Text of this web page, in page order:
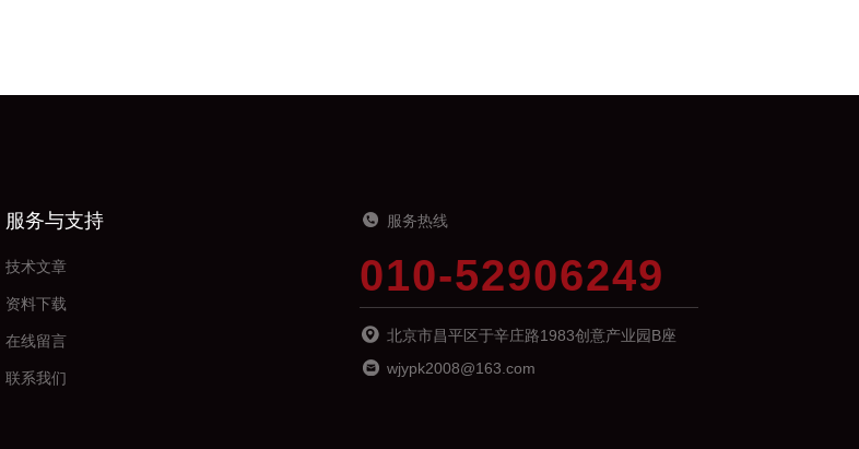
服务与支持
技术文章
资料下载
在线留言
联系我们
服务热线
010-52906249
北京市昌平区于辛庄路1983创意产业园B座
wjypk2008@163.com